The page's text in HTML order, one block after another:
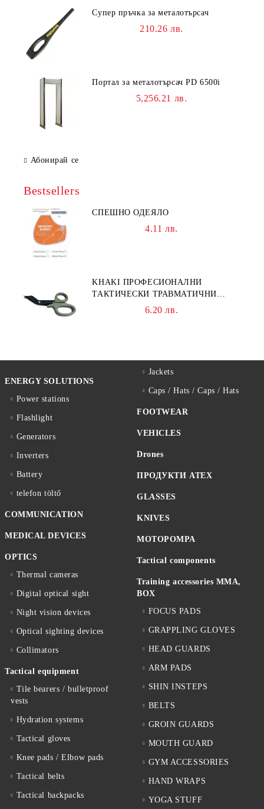
Супер пръчка за металотърсач
210.26 лв.
Портал за металотърсач PD 6500i
5,256.21 лв.
Абонирай се
Bestsellers
СПЕШНО ОДЕЯЛО
4.11 лв.
KHAKI ПРОФЕСИОНАЛНИ
ТАКТИЧЕСКИ ТРАВМАТИЧНИ
НОЖИЦИ НОЖИЦА
6.20 лв.
ENERGY SOLUTIONS
Power stations
Flashlight
Generators
Inverters
Battery
telefon töltő
COMMUNICATION
MEDICAL DEVICES
OPTICS
Thermal cameras
Digital optical sight
Night vision devices
Optical sighting devices
Collimators
Tactical equipment
Tile bearers / bulletproof
vests
Hydration systems
Tactical gloves
Knee pads / Elbow pads
Tactical belts
Tactical backpacks
Jackets
Caps / Hats / Caps / Hats
FOOTWEAR
VEHICLES
Drones
ПРОДУКТИ ATEX
GLASSES
KNIVES
MOTOPOMPA
Tactical components
Training accessories MMA,
BOX
FOCUS PADS
GRAPPLING GLOVES
HEAD GUARDS
ARM PADS
SHIN INSTEPS
BELTS
GROIN GUARDS
MOUTH GUARD
GYM ACCESSORIES
HAND WRAPS
YOGA STUFF